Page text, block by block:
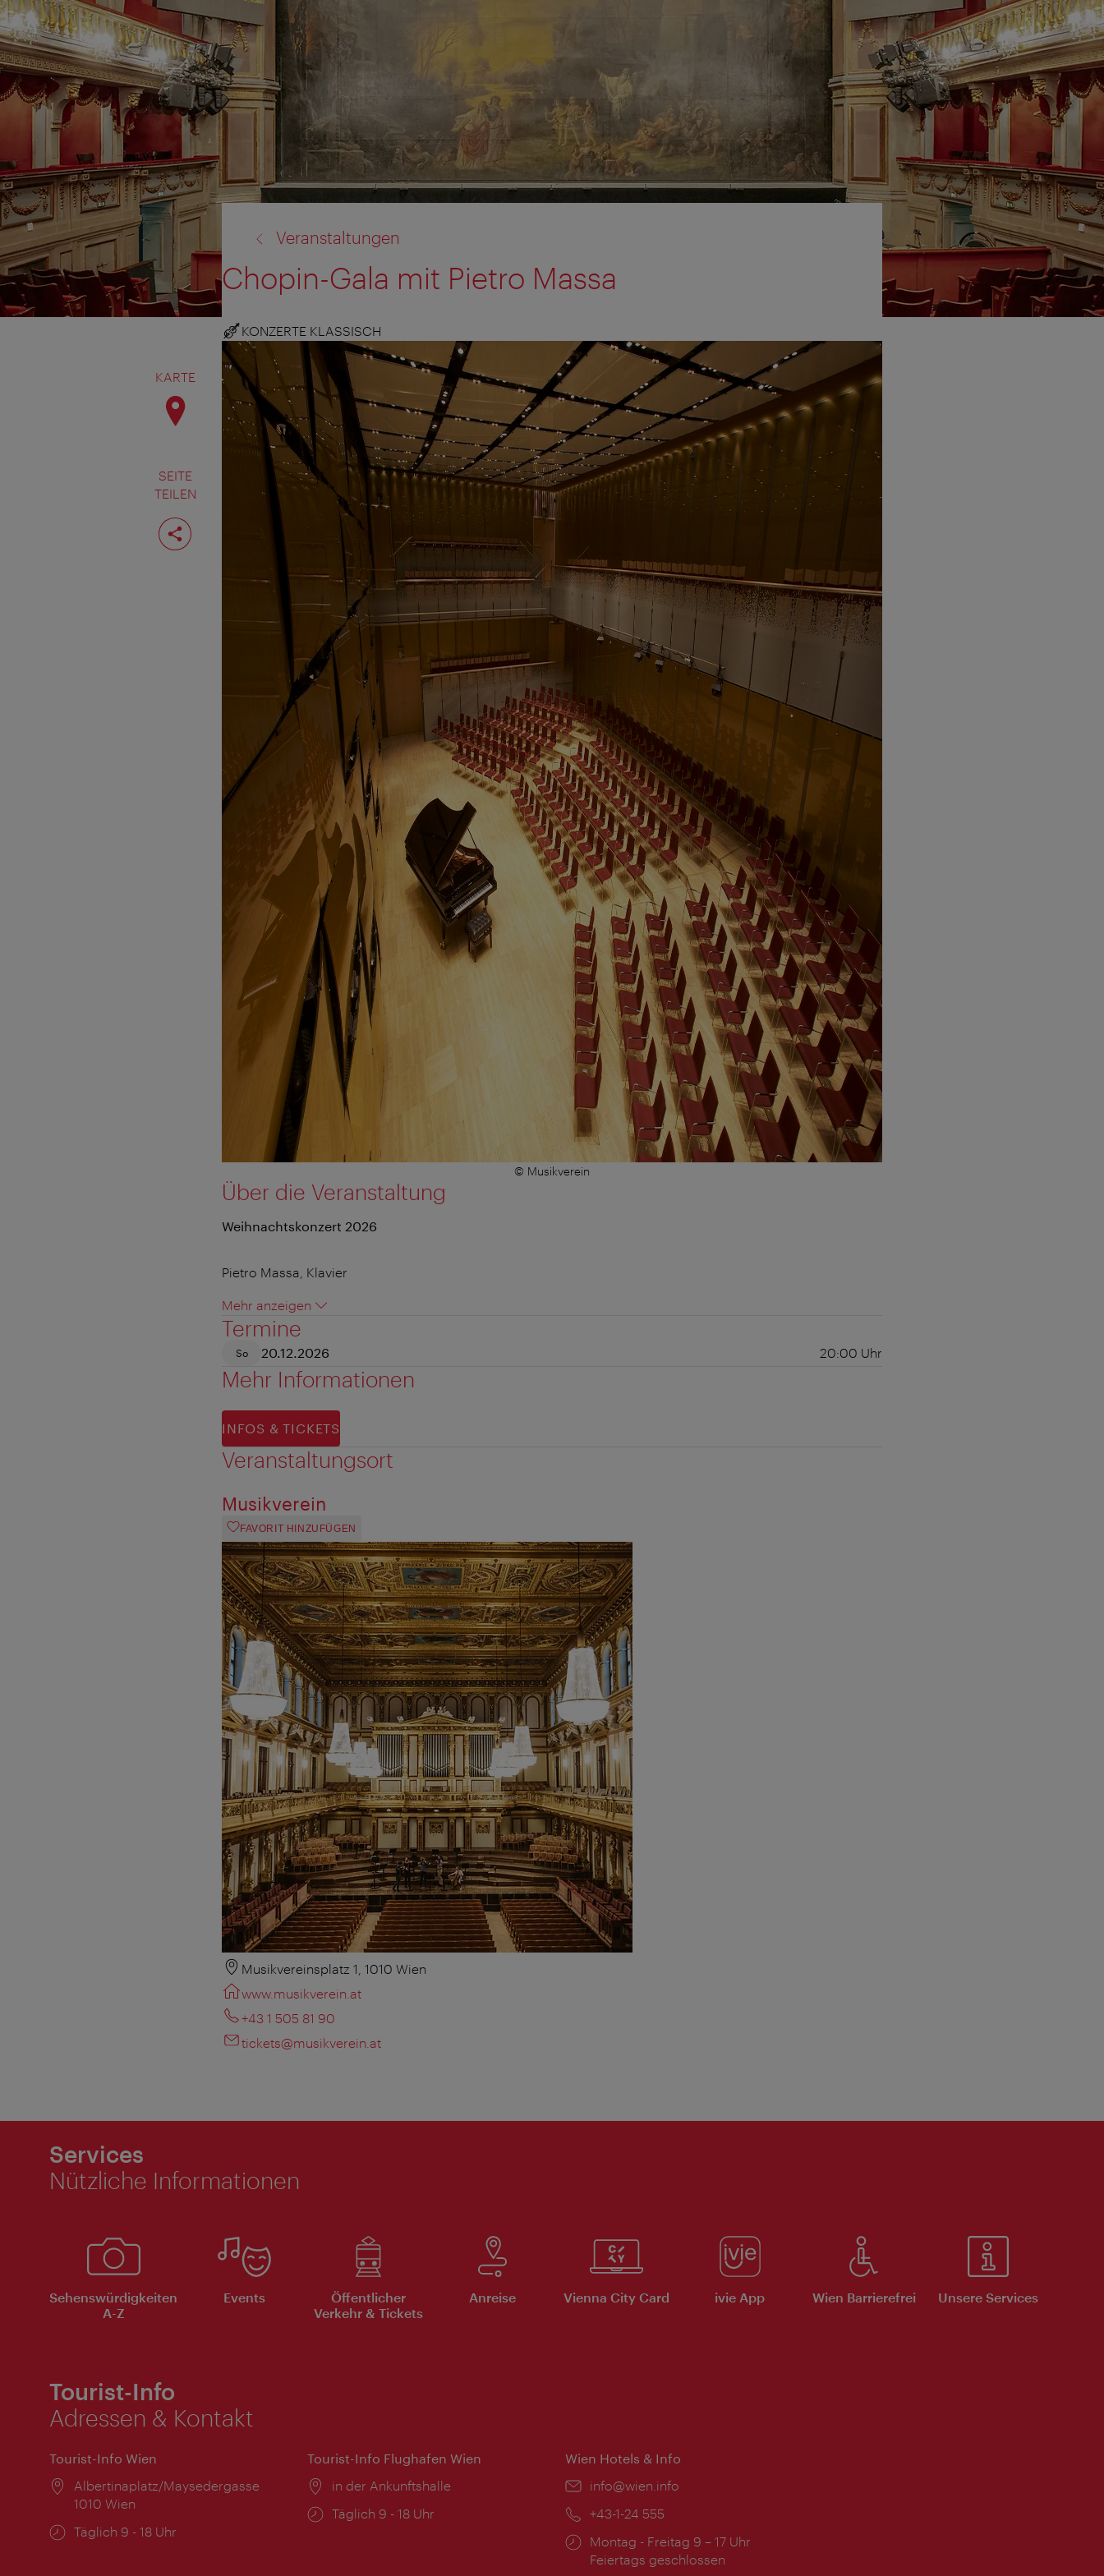
KARTE
SEITE
TEILEN
Seite
teilen
Veranstaltungen
Chopin-Gala mit Pietro Massa
KONZERTE KLASSISCH
© Musikverein
Über die Veranstaltung
Weihnachtskonzert 2026
Pietro Massa, Klavier
Mehr anzeigen
Termine
So 20.12.2026 20:00 Uhr
Mehr Informationen
INFOS & TICKETS
Veranstaltungsort
Musikverein
FAVORIT HINZUFÜGEN
Musikvereinsplatz 1, 1010 Wien
www.musikverein.at
+43 1 505 81 90
tickets@musikverein.at
Services
Nützliche Informationen
Sehenswürdigkeiten
A-Z
Events
Öffentlicher
Verkehr & Tickets
Anreise Vienna City Card ivie App Wien Barrierefrei Unsere Services
Tourist-Info
Adressen & Kontakt
Tourist-Info Wien
Ort:
Albertinaplatz/Maysedergasse
1010 Wien
Öffnungszeiten:
Täglich 9 - 18 Uhr
Tourist-Info Flughafen Wien
Ort:
in der Ankunftshalle
Öffnungszeiten:
Täglich 9 - 18 Uhr
Wien Hotels & Info
Email:
info@wien.info
Telefon:
+43-1-24 555
Öffnungszeiten:
Montag - Freitag 9 – 17 Uhr
Feiertags geschlossen